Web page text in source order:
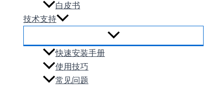
白皮书
技术支持
快速安装手册
使用技巧
常见问题